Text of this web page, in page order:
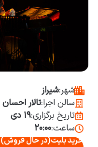
شهر:شیراز
سالن اجرا:تالار احسان
تاریخ برگزاری:۱۹ دی
ساعت:۲۰:۰۰
خرید بلیت(در حال فروش)